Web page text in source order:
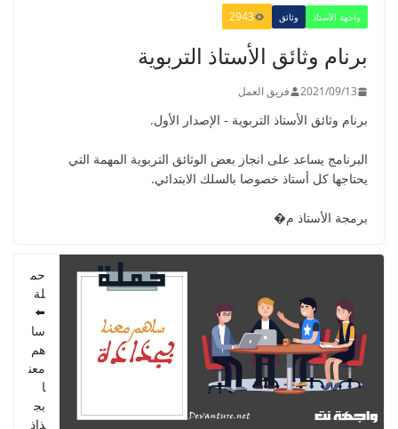
GUIDE DU PROFESSEUR -
PARCOURS - 6ème ANNEE 2021
واجهة الأستاذ وثائق 2943
برنام وثائق الأستاذ التربوية
2021/09/13 فريق العمل
برنام وثائق الأستاذ التربوية - الإصدار الأول.
البرنامج يساعد على انجاز بعض الوثائق التربوية المهمة التي
يحتاجها كل أستاذ خصوصا بالسلك الابتدائي.
برمجة الأستاذ م�
حم
لة
⬅️
سا
هم
معن
ا
بج
ذاذ